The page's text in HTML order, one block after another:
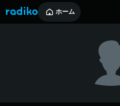
ホーム